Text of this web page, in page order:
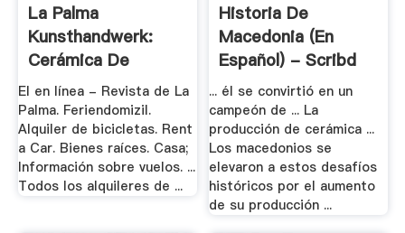
La Palma
Kunsthandwerk:
Cerámica De
Bloque De .
El en línea - Revista de La
Palma. Feriendomizil.
Alquiler de bicicletas. Rent
a Car. Bienes raíces. Casa;
Información sobre vuelos. ...
Todos los alquileres de ...
Historia De
Macedonia (en
Español) - Scribd
... él se convirtió en un
campeón de ... La
producción de cerámica ...
Los macedonios se
elevaron a estos desafíos
históricos por el aumento
de su producción ...